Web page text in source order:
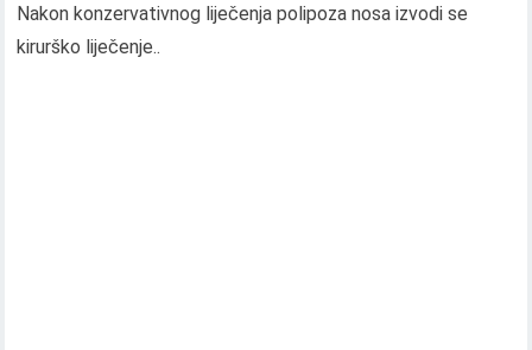
Nakon konzervativnog liječenja polipoza nosa izvodi se
kirurško liječenje..